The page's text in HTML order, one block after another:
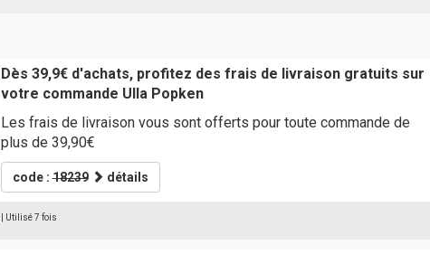
Dès 39,9€ d'achats, profitez des frais de livraison gratuits sur
votre commande Ulla Popken
Les frais de livraison vous sont offerts pour toute commande de
plus de 39,90€
code :18239 détails
| Utilisé 7 fois